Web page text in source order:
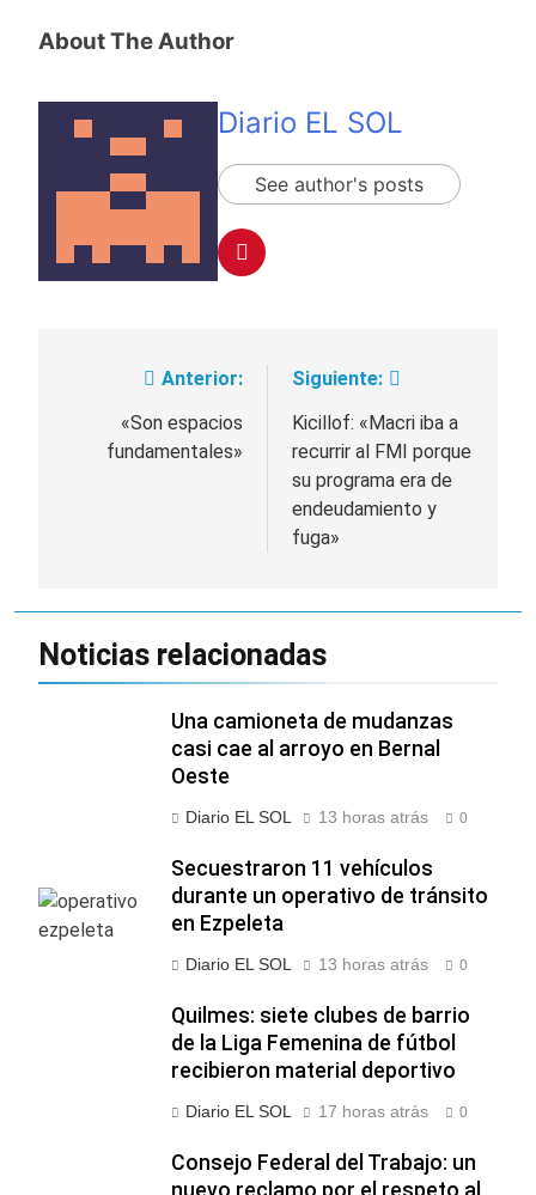
About The Author
Diario EL SOL
See author's posts
Navegación
Anterior:
«Son espacios
fundamentales»
Siguiente:
Kicillof: «Macri iba a
recurrir al FMI porque
su programa era de
endeudamiento y
fuga»
Noticias relacionadas
Una camioneta de mudanzas
casi cae al arroyo en Bernal
Oeste
Diario EL SOL 13 horas atrás 0
Secuestraron 11 vehículos
durante un operativo de tránsito
en Ezpeleta
Diario EL SOL 13 horas atrás 0
Quilmes: siete clubes de barrio
de la Liga Femenina de fútbol
recibieron material deportivo
Diario EL SOL 17 horas atrás 0
Consejo Federal del Trabajo: un
nuevo reclamo por el respeto al